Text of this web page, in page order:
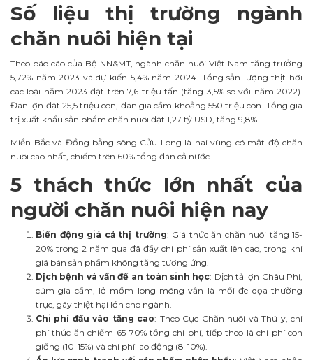
Số liệu thị trường ngành
chăn nuôi hiện tại
Theo báo cáo của Bộ NN&MT, ngành chăn nuôi Việt Nam tăng trưởng
5,72% năm 2023 và dự kiến 5,4% năm 2024. Tổng sản lượng thịt hơi
các loại năm 2023 đạt trên 7,6 triệu tấn (tăng 3,5% so với năm 2022).
Đàn lợn đạt 25,5 triệu con, đàn gia cầm khoảng 550 triệu con. Tổng giá
trị xuất khẩu sản phẩm chăn nuôi đạt 1,27 tỷ USD, tăng 9,8%.
Miền Bắc và Đồng bằng sông Cửu Long là hai vùng có mật độ chăn
nuôi cao nhất, chiếm trên 60% tổng đàn cả nước
5 thách thức lớn nhất của
người chăn nuôi hiện nay
Biến động giá cả thị trường: Giá thức ăn chăn nuôi tăng 15-
20% trong 2 năm qua đã đẩy chi phí sản xuất lên cao, trong khi
giá bán sản phẩm không tăng tương ứng.
Dịch bệnh và vấn đề an toàn sinh học: Dịch tả lợn Châu Phi,
cúm gia cầm, lở mồm long móng vẫn là mối đe dọa thường
trực, gây thiệt hại lớn cho ngành.
Chi phí đầu vào tăng cao: Theo Cục Chăn nuôi và Thú y, chi
phí thức ăn chiếm 65-70% tổng chi phí, tiếp theo là chi phí con
giống (10-15%) và chi phí lao động (8-10%).